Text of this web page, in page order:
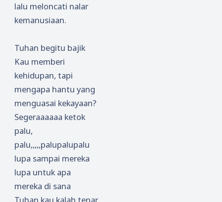
lalu meloncati nalar
kemanusiaan.
Tuhan begitu bajik
Kau memberi
kehidupan, tapi
mengapa hantu yang
menguasai kekayaan?
Segeraaaaaa ketok
palu,
palu,,,,,palupalupalu
lupa sampai mereka
lupa untuk apa
mereka di sana